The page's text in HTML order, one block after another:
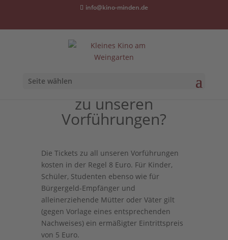
info@kino-minden.de
Seite wählen
Wie kommt ihr an Tickets
zu unseren
Vorführungen?
Die Tickets zu all unseren Vorführungen
kosten in der Regel 8 Euro. Für Kinder,
Schüler, Studenten ebenso wie für
Bürgergeld-Empfänger und
alleinerziehende Mütter oder Väter gilt
(gegen Vorlage eines entsprechenden
Nachweises) ein ermäßigter Eintrittspreis
von 5 Euro.